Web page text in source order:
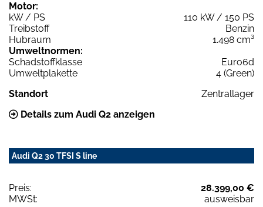
Motor:
kW / PS
110 kW / 150 PS
Treibstoff
Benzin
Hubraum
1.498 cm³
Umweltnormen:
Schadstoffklasse
Euro6d
Umweltplakette
4 (Green)
Standort
Zentrallager
Details zum Audi Q2 anzeigen
Audi Q2 30 TFSI S line
Preis:
28.399,00 €
MWSt:
ausweisbar